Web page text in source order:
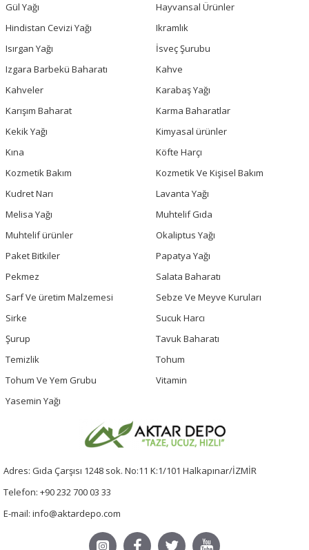
Gül Yağı
Hayvansal Ürünler
Hindistan Cevizi Yağı
Ikramlık
Isırgan Yağı
İsveç Şurubu
Izgara Barbekü Baharatı
Kahve
Kahveler
Karabaş Yağı
Karışım Baharat
Karma Baharatlar
Kekik Yağı
Kimyasal ürünler
Kına
Köfte Harçı
Kozmetik Bakım
Kozmetik Ve Kişisel Bakım
Kudret Narı
Lavanta Yağı
Melisa Yağı
Muhtelif Gıda
Muhtelif ürünler
Okaliptus Yağı
Paket Bitkiler
Papatya Yağı
Pekmez
Salata Baharatı
Sarf Ve üretim Malzemesi
Sebze Ve Meyve Kuruları
Sirke
Sucuk Harcı
Şurup
Tavuk Baharatı
Temizlik
Tohum
Tohum Ve Yem Grubu
Vitamin
Yasemin Yağı
Adres: Gıda Çarşısı 1248 sok. No:11 K:1/101 Halkapınar/İZMİR
Telefon: +90 232 700 03 33
E-mail: info@aktardepo.com